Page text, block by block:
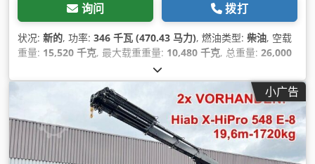
询问 拨打
状况: 新的, 功率: 346 千瓦 (470.43 马力), 燃油类型: 柴油, 空载
重量: 15,520 千克, 最大载重重量: 10,480 千克, 总重量: 26,000
, 车轴配置:
刹车:缓速器, 颜色:白色, 驾驶室:卧铺驾驶室, 齿轮类型:自动,
, 悬挂系统: , 座位数量:2, 装载空间长度:
, 装载空间宽度:2,480 毫米 , 货舱高度:1,000 毫米, 设
备:中央锁, 动力转向, 定速巡航, 导航系统, 差速锁, 座椅加热器,
拖车连接装置, 牵引力控制, 电子稳定程序 (ESP), 空调, 起重机,
车载电脑, 防抱死制动系统 (ABS), 附加前照灯, 雾灯, 驾驶室,
小广告